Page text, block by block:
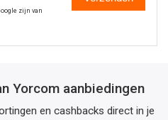
zijn van
Yorcom aanbiedingen
en cashbacks direct in je